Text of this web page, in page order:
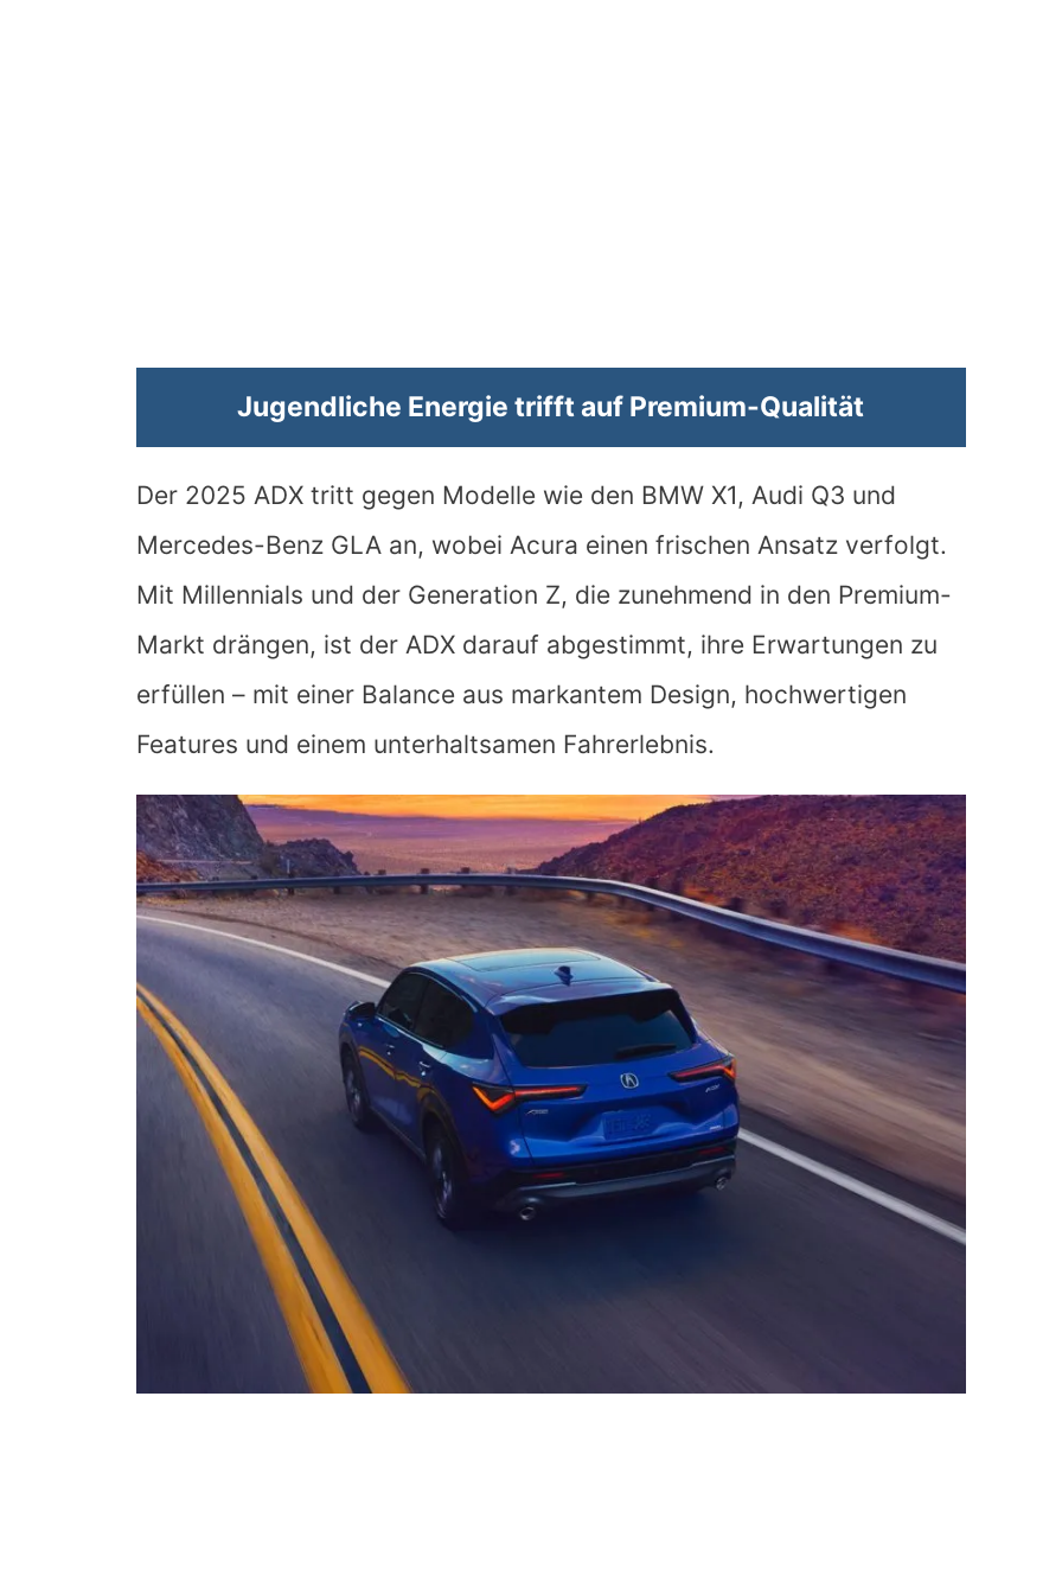
Jugendliche Energie trifft auf Premium-Qualität
Der 2025 ADX tritt gegen Modelle wie den BMW X1, Audi Q3 und
Mercedes-Benz GLA an, wobei Acura einen frischen Ansatz verfolgt.
Mit Millennials und der Generation Z, die zunehmend in den Premium-
Markt drängen, ist der ADX darauf abgestimmt, ihre Erwartungen zu
erfüllen – mit einer Balance aus markantem Design, hochwertigen
Features und einem unterhaltsamen Fahrerlebnis.